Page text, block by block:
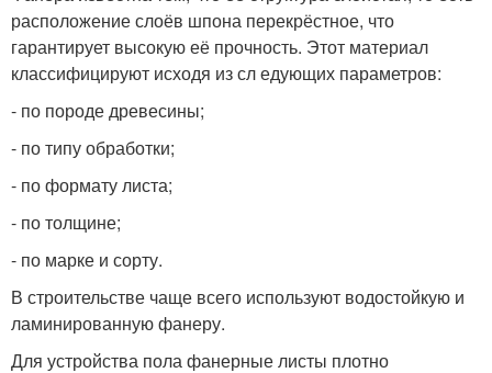
расположение слоёв шпона перекрёстное, что
гарантирует высокую её прочность. Этот материал
классифицируют исходя из сл едующих параметров:
- по породе древесины;
- по типу обработки;
- по формату листа;
- по толщине;
- по марке и сорту.
В строительстве чаще всего используют водостойкую и
ламинированную фанеру.
Для устройства пола фанерные листы плотно